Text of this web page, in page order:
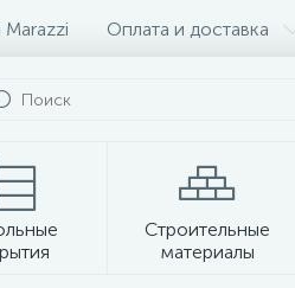
Оплата и доставка
Строительные
материалы